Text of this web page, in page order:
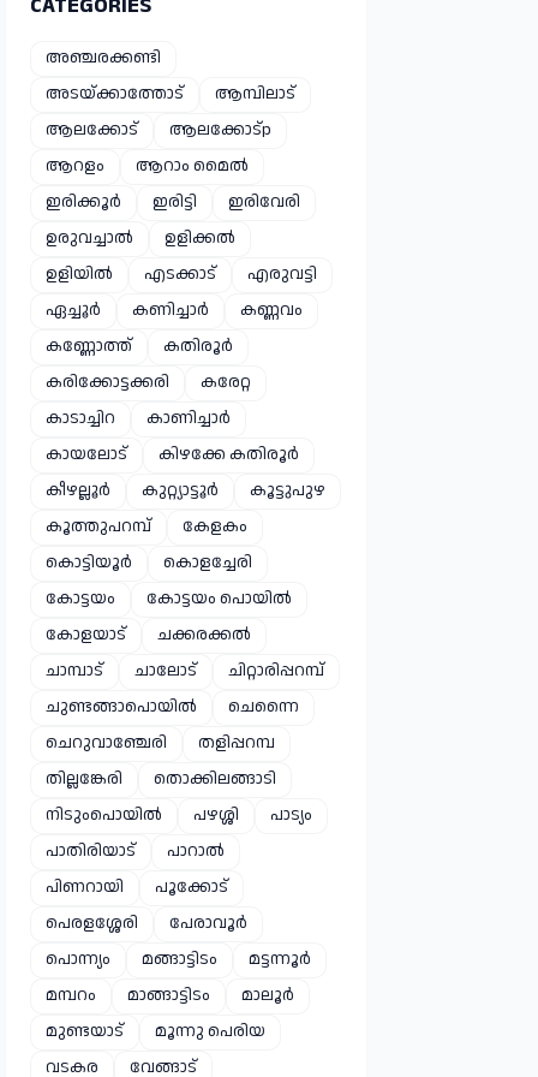
അഞ്ചരക്കണ്ടി
അടയ്ക്കാത്തോട്
ആമ്പിലാട്
ആലക്കോട്
ആലക്കോട്p
ആറളം
ആറാം മൈൽ
ഇരിക്കൂർ
ഇരിട്ടി
ഇരിവേരി
ഉരുവച്ചാൽ
ഉളിക്കൽ
ഉളിയിൽ
എടക്കാട്
എരുവട്ടി
ഏച്ചൂർ
കണിച്ചാർ
കണ്ണവം
കണ്ണോത്ത്
കതിരൂർ
കരിക്കോട്ടക്കരി
കരേറ്റ
കാടാച്ചിറ
കാണിച്ചാർ
കായലോട്
കിഴക്കേ കതിരൂർ
കീഴല്ലൂർ
കുറ്റ്യാട്ടൂർ
കൂട്ടുപുഴ
കൂത്തുപറമ്പ്
കേളകം
കൊട്ടിയൂർ
കൊളച്ചേരി
കോട്ടയം
കോട്ടയം പൊയിൽ
കോളയാട്
ചക്കരക്കൽ
ചാമ്പാട്
ചാലോട്
ചിറ്റാരിപ്പറമ്പ്
ചുണ്ടങ്ങാപൊയിൽ
ചെന്നൈ
ചെറുവാഞ്ചേരി
തളിപ്പറമ്പ
തില്ലങ്കേരി
തൊക്കിലങ്ങാടി
നിടുംപൊയിൽ
പഴശ്ശി
പാട്യം
പാതിരിയാട്
പാറാൽ
പിണറായി
പൂക്കോട്
പെരളശ്ശേരി
പേരാവൂർ
പൊന്ന്യം
മങ്ങാട്ടിടം
മട്ടന്നൂർ
മമ്പറം
മാങ്ങാട്ടിടം
മാലൂർ
മുണ്ടയാട്
മൂന്നു പെരിയ
വടകര
വേങ്ങാട്